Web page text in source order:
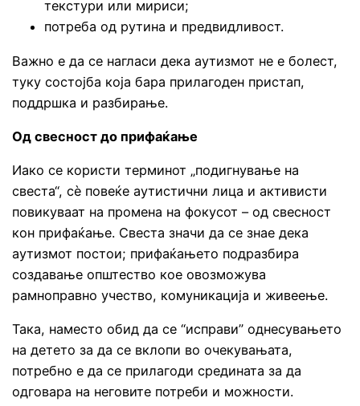
текстури или мириси;
потреба од рутина и предвидливост.
Важно е да се нагласи дека аутизмот не е болест,
туку состојба која бара прилагоден пристап,
поддршка и разбирање.
Од свесност до прифаќање
Иако се користи терминот „подигнување на
свеста“, сè повеќе аутистични лица и активисти
повикуваат на промена на фокусот – од свесност
кон прифаќање. Свеста значи да се знае дека
аутизмот постои; прифаќањето подразбира
создавање општество кое овозможува
рамноправно учество, комуникација и живеење.
Така, наместо обид да се “исправи” однесувањето
на детето за да се вклопи во очекувањата,
потребно е да се прилагоди средината за да
одговара на неговите потреби и можности.